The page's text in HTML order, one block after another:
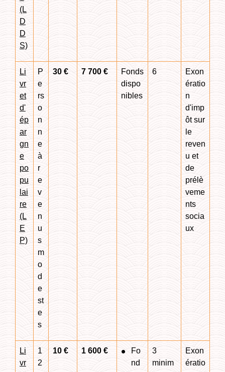
(L
D
D
S)
Li
vr
et
d'
ép
ar
gn
e
po
pu
lai
re
(L
E
P)
P
e
rs
o
n
n
e
à
r
e
v
e
n
u
s
m
o
d
e
st
e
s
30 € 7 700 €
Fonds
dispo
nibles
6
Exon
ératio
n
d'imp
ôt sur
le
reven
u et
de
prélè
veme
nts
socia
ux
Li
vr
1
2
10 € 1 600 €
Fo
nd
3
minim
Exon
ératio